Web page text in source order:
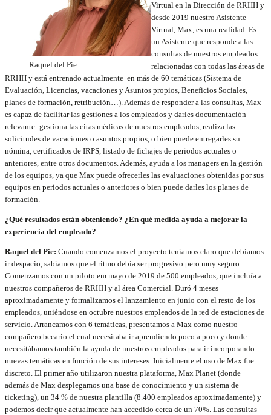
Raquel del Pie
Virtual en la Dirección de RRHH y
desde 2019 nuestro Asistente
Virtual, Max, es una realidad. Es
un Asistente que responde a las
consultas de nuestros empleados
relacionadas con todas las áreas de
RRHH y está entrenado actualmente en más de 60 temáticas (Sistema de
Evaluación, Licencias, vacaciones y Asuntos propios, Beneficios Sociales,
planes de formación, retribución…). Además de responder a las consultas, Max
es capaz de facilitar las gestiones a los empleados y darles documentación
relevante: gestiona las citas médicas de nuestros empleados, realiza las
solicitudes de vacaciones o asuntos propios, o bien puede entregarles su
nómina, certificados de IRPS, listado de fichajes de periodos actuales o
anteriores, entre otros documentos. Además, ayuda a los managers en la gestión
de los equipos, ya que Max puede ofrecerles las evaluaciones obtenidas por sus
equipos en periodos actuales o anteriores o bien puede darles los planes de
formación.
¿Qué resultados están obteniendo? ¿En qué medida ayuda a mejorar la
experiencia del empleado?
Raquel del Pie: Cuando comenzamos el proyecto teníamos claro que debíamos
ir despacio, sabíamos que el ritmo debía ser progresivo pero muy seguro.
Comenzamos con un piloto em mayo de 2019 de 500 empleados, que incluía a
nuestros compañeros de RRHH y al área Comercial. Duró 4 meses
aproximadamente y formalizamos el lanzamiento en junio con el resto de los
empleados, uniéndose en octubre nuestros empleados de la red de estaciones de
servicio. Arrancamos con 6 temáticas, presentamos a Max como nuestro
compañero becario el cual necesitaba ir aprendiendo poco a poco y donde
necesitábamos también la ayuda de nuestros empleados para ir incorporando
nuevas temáticas en función de sus intereses. Inicialmente el uso de Max fue
discreto. El primer año utilizaron nuestra plataforma, Max Planet (donde
además de Max desplegamos una base de conocimiento y un sistema de
ticketing), un 34 % de nuestra plantilla (8.400 empleados aproximadamente) y
podemos decir que actualmente han accedido cerca de un 70%. Las consultas